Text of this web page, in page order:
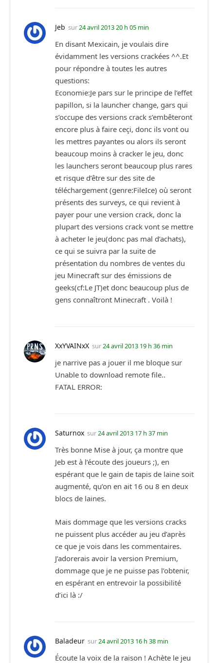
Jeb sur24 avril 2013 20 h 05 min
En disant Mexicain, je voulais dire
évidamment les versions crackées ^^.Et
pour répondre à toutes les autres
questions:
Economie:Je pars sur le principe de l’effet
papillon, si la launcher change, gars qui
s’occupe des versions crack s’embêteront
encore plus à faire ceçi, donc ils vont ou
les mettres payantes ou alors ils seront
beaucoup moins à cracker le jeu, donc
les launchers seront beaucoup plus rares
et risque d’être sur des site de
téléchargement (genre:FileIce) où seront
présents des surveys, ce qui revient à
payer pour une version crack, donc la
plupart des versions crack vont se mettre
à acheter le jeu(donc pas mal d’achats),
ce qui se suivra par la suite de
présentation du nombres de ventes du
jeu Minecraft sur des émissions de
geeks(cf:Le JT)et donc beaucoup plus de
gens connaîtront Minecraft . Voilà !
XxYVAINxX sur24 avril 2013 19 h 36 min
je narrive pas a jouer il me bloque sur
Unable to download remote file..
FATAL ERROR:
Saturnox sur24 avril 2013 17 h 37 min
Très bonne Mise à jour, ça montre que
Jeb est à l’écoute des joueurs ;), en
espérant que le gain de tapis de laine soit
augmenté, qu’on en ait 16 ou 8 en deux
blocs de laines.
Mais dommage que les versions cracks
ne puissent plus accéder au jeu d’après
ce que je vois dans les commentaires.
J’adorerais avoir la version Premium,
dommage que je ne puisse pas l’obtenir,
en espérant en entrevoir la possibilité
d’ici là :/
Baladeur sur24 avril 2013 16 h 38 min
Écoute la voix de la raison ! Achète le jeu